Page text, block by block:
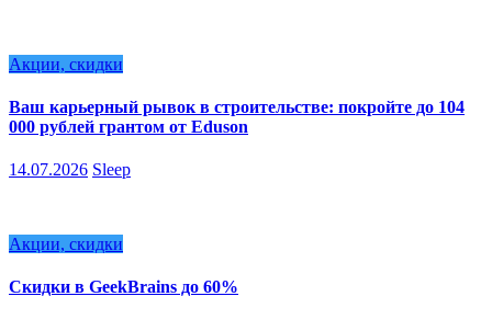
Акции, скидки
Ваш карьерный рывок в строительстве: покройте до 104
000 рублей грантом от Eduson
14.07.2026 Sleep
Акции, скидки
Скидки в GeekBrains до 60%